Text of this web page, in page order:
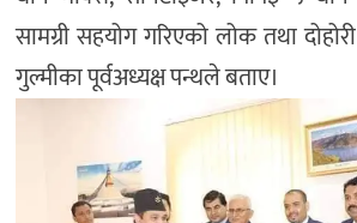
सामग्री सहयोग गरिएको लोक तथा
गुल्मीका पूर्वअध्यक्ष पन्थले बताए।